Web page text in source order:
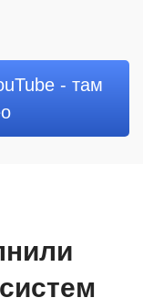
- там